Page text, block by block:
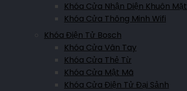
Khóa Cửa Nhận Diện Khuôn Mặt
Khóa Cửa Thông Minh Wifi
Khóa Điện Tử Bosch
Khóa Cửa Vân Tay
Khóa Cửa Thẻ Từ
Khóa Cửa Mật Mã
Khóa Cửa Điện Tử Đại Sảnh